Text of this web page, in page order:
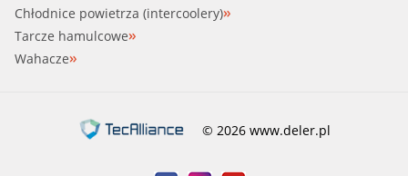
RENAULT
ROEWE (SAIC)
SWAG (50 10 1150)
SWAG (50 10 1151)
Chłodnice powietrza (intercoolery)
Tarcze hamulcowe
Wahacze
© 2026 www.deler.pl